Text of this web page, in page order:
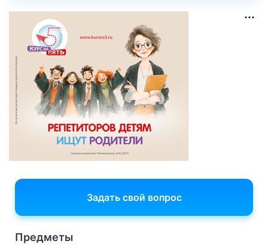
Задать свой вопрос
Предметы